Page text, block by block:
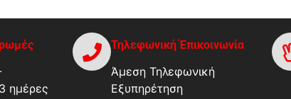
ημέρες
Τηλεφωνική Έπικοινωνία
Άμεση Τηλεφωνική
Εξυπηρέτηση